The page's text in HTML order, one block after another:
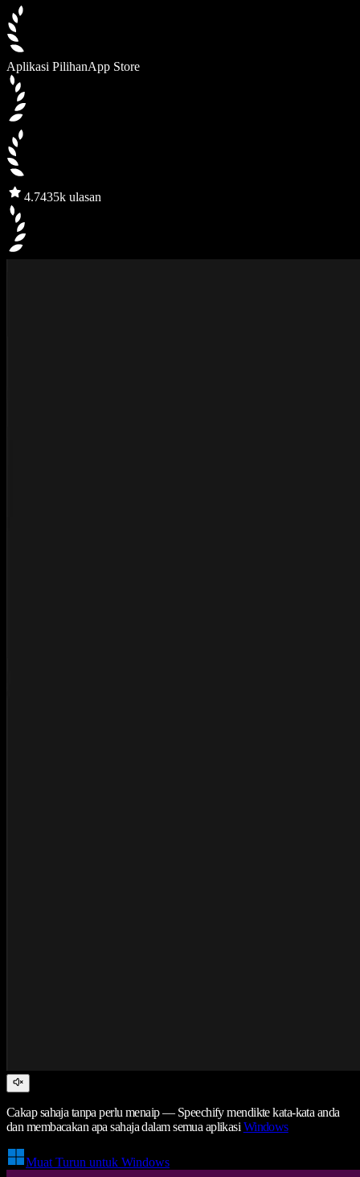
Aplikasi PilihanApp Store
4.7435k ulasan
Cakap sahaja tanpa perlu menaip — Speechify mendikte kata-kata anda
dan membacakan apa sahaja dalam semua aplikasi Windows
Muat Turun untuk Windows